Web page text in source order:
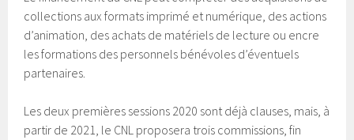
collections aux formats imprimé et numérique, des actions
d’animation, des achats de matériels de lecture ou encre
les formations des personnels bénévoles d’éventuels
partenaires.
Les deux premières sessions 2020 sont déjà clauses, mais, à
partir de 2021, le CNL proposera trois commissions, fin